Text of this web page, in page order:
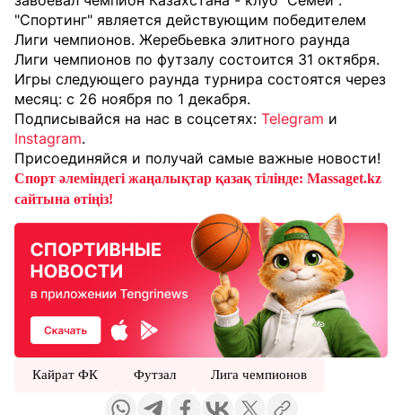
"Спортинг" является действующим победителем
Лиги чемпионов. Жеребьевка элитного раунда
Лиги чемпионов по футзалу состоится 31 октября.
Игры следующего раунда турнира состоятся через
месяц: с 26 ноября по 1 декабря.
Подписывайся на нас в соцсетях: Telegram и
Instagram.
Присоединяйся и получай самые важные новости!
Спорт әлеміндегі жаңалықтар қазақ тілінде: Massaget.kz
сайтына өтіңіз!
Кайрат ФК Футзал Лига чемпионов